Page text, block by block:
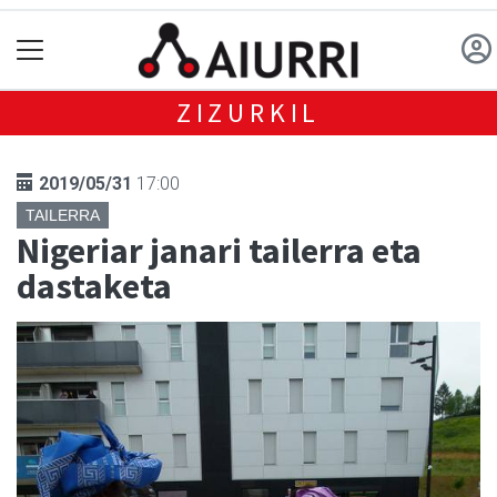
ZIZURKIL
2019/05/31 17:00
TAILERRA
Nigeriar janari tailerra eta
dastaketa